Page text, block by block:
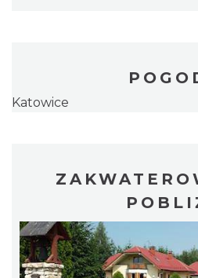
Katowice